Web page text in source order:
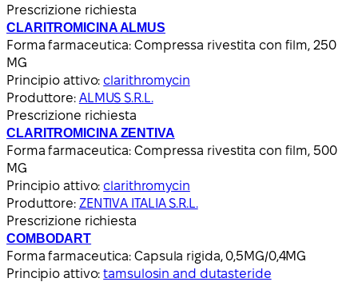
Prescrizione richiesta
CLARITROMICINA ALMUS
Forma farmaceutica: Compressa rivestita con film, 250
MG
Principio attivo: clarithromycin
Produttore: ALMUS S.R.L.
Prescrizione richiesta
CLARITROMICINA ZENTIVA
Forma farmaceutica: Compressa rivestita con film, 500
MG
Principio attivo: clarithromycin
Produttore: ZENTIVA ITALIA S.R.L.
Prescrizione richiesta
COMBODART
Forma farmaceutica: Capsula rigida, 0,5MG/0,4MG
Principio attivo:tamsulosin and dutasteride